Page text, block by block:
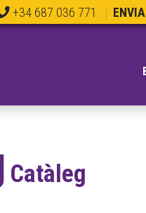
+34 687 036 771
Catàleg